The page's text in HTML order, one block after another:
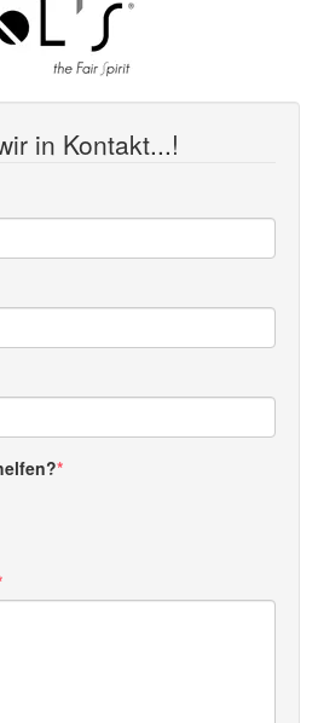
in Kontakt...!